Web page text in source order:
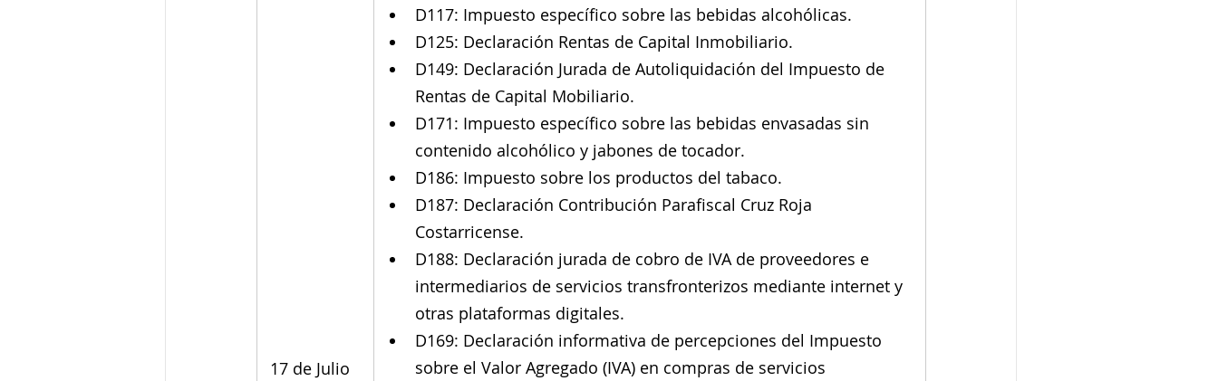
17 de Julio
D117: Impuesto específico sobre las bebidas alcohólicas.
D125: Declaración Rentas de Capital Inmobiliario.
D149: Declaración Jurada de Autoliquidación del Impuesto de
Rentas de Capital Mobiliario.
D171: Impuesto específico sobre las bebidas envasadas sin
contenido alcohólico y jabones de tocador.
D186: Impuesto sobre los productos del tabaco.
D187: Declaración Contribución Parafiscal Cruz Roja
Costarricense.
D188: Declaración jurada de cobro de IVA de proveedores e
intermediarios de servicios transfronterizos mediante internet y
otras plataformas digitales.
D169: Declaración informativa de percepciones del Impuesto
sobre el Valor Agregado (IVA) en compras de servicios